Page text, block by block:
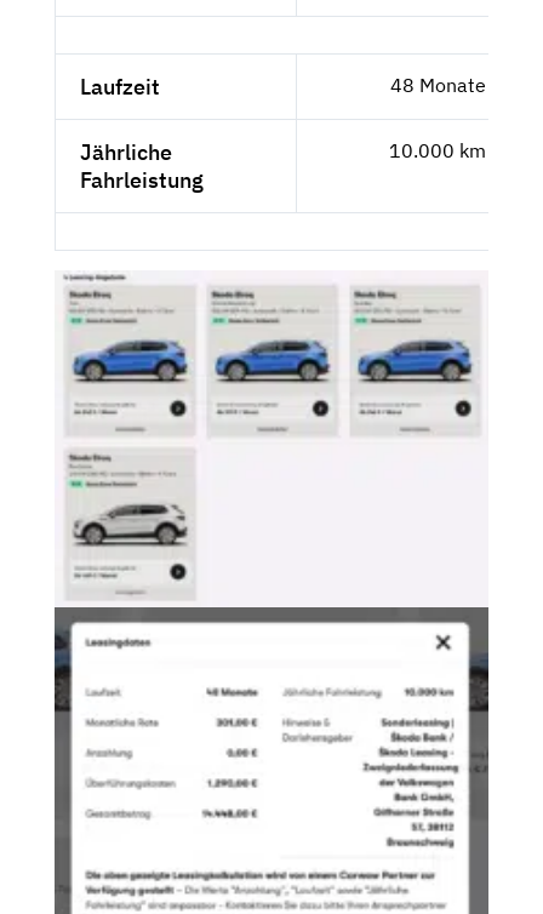
Laufzeit 48 Monate
Jährliche
Fahrleistung
10.000 km